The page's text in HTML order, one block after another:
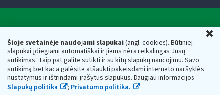
Šioje svetainėje naudojami slapukai(angl. cookies). Būtinieji
slapukai įdiegiami automatiškai ir jiems nėra reikalingas Jūsų
sutikimas. Taip pat galite sutikti ir su kitų slapukų naudojimu. Savo
sutikimą bet kada galėsite atšaukti pakeisdami interneto naršyklės
nustatymus ir ištrindami įrašytus slapukus. Daugiau informacijos
Slapukų politika
; Privatumo politika.
Respublikos finansų ministerijos
Biudžetinė įstaiga. Juridinio asmens kodas — 188659752,
adresas: Vasario 16-osios g. 14, 01107 Vilnius, Lietuva, el.paštas:
vmi@vmi.lt, E. pristatymo dėžutės adresas 188659752
Duomenys apie Valstybinę mokesčių inspekciją prie Lietuvos
Respublikos finansų ministerijos kaupiami ir saugomi Juridinių